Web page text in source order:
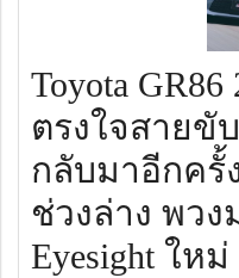
Toyota
ตรงใจสายขั
กลับมาอีกครั้
ช่วงล่าง พวง
Eyesight ให